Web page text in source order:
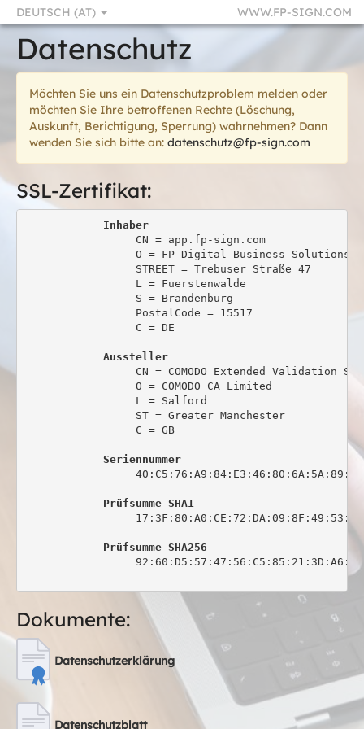
DEUTSCH (AT) WWW.FP-SIGN.COM
Datenschutz
Möchten Sie uns ein Datenschutzproblem melden oder
möchten Sie Ihre betroffenen Rechte (Löschung,
Auskunft, Berichtigung, Sperrung) wahrnehmen? Dann
wenden Sie sich bitte an: datenschutz@fp-sign.com
SSL-Zertifikat:
Inhaber
                 CN = app.fp-sign.com
O = FP Digital Business Solutions
                 STREET = Trebuser Straße 47
                 L = Fuerstenwalde
                 S = Brandenburg
                 PostalCode = 15517
                 C = DE
Aussteller
CN = COMODO Extended Validation
                 O = COMODO CA Limited
                 L = Salford
                 ST = Greater Manchester
                 C = GB
Seriennummer
Prüfsumme SHA1
Prüfsumme SHA256
Dokumente:
Datenschutzerklärung
Datenschutzblatt